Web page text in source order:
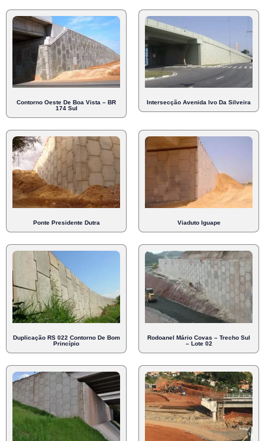
Contorno Oeste De Boa Vista – BR
174 Sul
Intersecção Avenida Ivo Da Silveira
Ponte Presidente Dutra Viaduto Iguape
Duplicação RS 022 Contorno De Bom
Princípio
Rodoanel Mário Covas – Trecho Sul
– Lote 02